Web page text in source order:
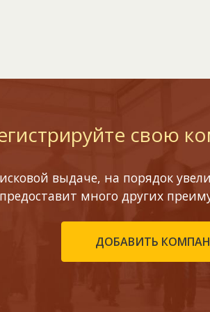
свою
выдаче, на порядок
много других
ДОБАВИТЬ